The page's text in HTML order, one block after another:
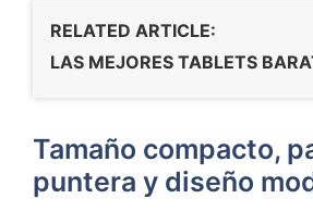
RELATED ARTICLE:
LAS MEJORES TABLETS
Tamaño compacto,
puntera y diseño